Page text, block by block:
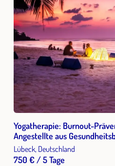
Yogatherapie: Burnout-
Angestellte aus
Multiplikatoren
Lübeck, Deutschland
750 € / 5 Tage